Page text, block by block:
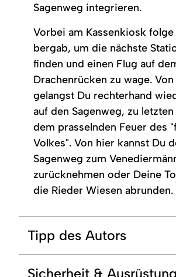
Sagenweg integrieren.
Vorbei am Kassenkiosk
bergab, um die nächste
finden und einen Flug auf
Drachenrücken zu wage.
gelangst Du rechterhand
auf den Sagenweg, zu
dem prasselnden Feuer des
Volkes". Von hier kannst Du
Sagenweg zum
zurücknehmen oder Deine
die Rieder Wiesen abrunden.
Tipp des Autors